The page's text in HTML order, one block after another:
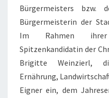
Bürgermeisters bzw.
Bürgermeisterin der
Im Rahmen ihrer
Spitzenkandidatin der
Brigitte Weinzierl,
Ernährung,
Eigner ein, dem